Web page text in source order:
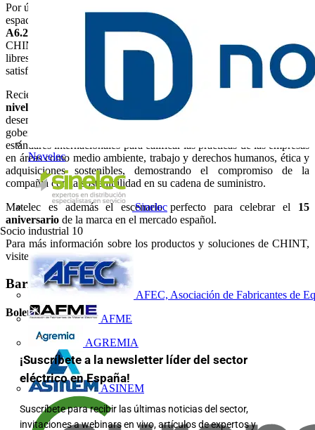
Novelec
Sinelec
Socio industrial 10
AFEC, Asociación de Fabricantes de
AFME
AGREMIA
ASINEM
Por último, CHINT quiere invitar a sus clientes a un
espacio del que dispondrá en el pabellón 6, primera planta (
A6.2 ) para explorar temas clave como: el portfolio de productos
CHINT en materia de distribución primaria y secundaria, los RMU
libres de SF6 hasta 24 kV y su capacidad de producción para
satisfacer los retos de la demanda actual.
Recientemente CHINT ha obtenido el reconocimiento
nivel oro
, calificación global de sostenibilidad que evalúa el
desempeño de las empresas en materia ambiental, social y de
gobernanza (ESG). Ecovadis utiliza una metodología basada en
estándares internacionales para calificar las prácticas de las empresas
en áreas como medio ambiente, trabajo y derechos humanos, ética y
adquisiciones sostenibles, demostrando el compromiso de la
compañía con la sostenibilidad en su cadena de suministro.
Matelec es además el escenario perfecto para celebrar el 15
aniversario de la marca en el mercado español.
Para más información sobre los productos y soluciones de CHINT,
visite www.chint.eu
Barra lateral
Boletín informativo
¡Suscríbete a la newsletter líder del sector
eléctrico en España!
Suscríbete para recibir las últimas noticias del sector,
invitaciones a webinars en vivo, artículos de expertos y